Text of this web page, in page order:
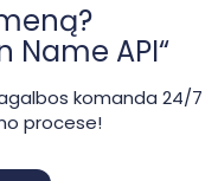
Name API“
komanda 24/7
procese!